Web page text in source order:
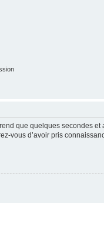
que quelques secondes
vous d’avoir pris